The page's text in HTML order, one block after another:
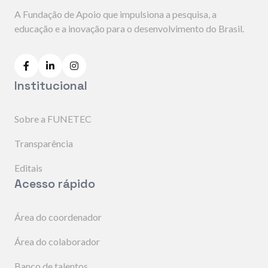
A Fundação de Apoio que impulsiona a pesquisa, a
educação e a inovação para o desenvolvimento do Brasil.
Institucional
Sobre a FUNETEC
Transparência
Editais
Acesso rápido
Área do coordenador
Área do colaborador